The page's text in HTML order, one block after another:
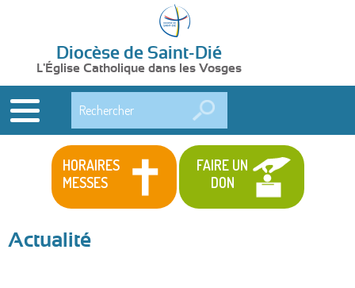
Diocèse de Saint-Dié
L'Église Catholique dans les Vosges
HORAIRES
MESSES
FAIRE UN
DON
Actualité